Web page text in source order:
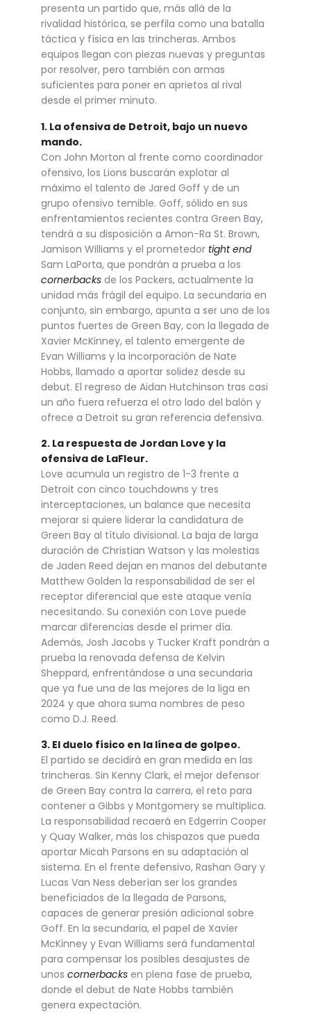
presenta un partido que, más allá de la
rivalidad histórica, se perfila como una batalla
táctica y física en las trincheras. Ambos
equipos llegan con piezas nuevas y preguntas
por resolver, pero también con armas
suficientes para poner en aprietos al rival
desde el primer minuto.
1. La ofensiva de Detroit, bajo un nuevo
mando.
Con John Morton al frente como coordinador
ofensivo, los Lions buscarán explotar al
máximo el talento de Jared Goff y de un
grupo ofensivo temible. Goff, sólido en sus
enfrentamientos recientes contra Green Bay,
tendrá a su disposición a Amon-Ra St. Brown,
Jamison Williams y el prometedor tight end
Sam LaPorta, que pondrán a prueba a los
cornerbacks de los Packers, actualmente la
unidad más frágil del equipo. La secundaria en
conjunto, sin embargo, apunta a ser uno de los
puntos fuertes de Green Bay, con la llegada de
Xavier McKinney, el talento emergente de
Evan Williams y la incorporación de Nate
Hobbs, llamado a aportar solidez desde su
debut. El regreso de Aidan Hutchinson tras casi
un año fuera refuerza el otro lado del balón y
ofrece a Detroit su gran referencia defensiva.
2. La respuesta de Jordan Love y la
ofensiva de LaFleur.
Love acumula un registro de 1-3 frente a
Detroit con cinco touchdowns y tres
interceptaciones, un balance que necesita
mejorar si quiere liderar la candidatura de
Green Bay al título divisional. La baja de larga
duración de Christian Watson y las molestias
de Jaden Reed dejan en manos del debutante
Matthew Golden la responsabilidad de ser el
receptor diferencial que este ataque venía
necesitando. Su conexión con Love puede
marcar diferencias desde el primer día.
Además, Josh Jacobs y Tucker Kraft pondrán a
prueba la renovada defensa de Kelvin
Sheppard, enfrentándose a una secundaria
que ya fue una de las mejores de la liga en
2024 y que ahora suma nombres de peso
como D.J. Reed.
3. El duelo físico en la línea de golpeo.
El partido se decidirá en gran medida en las
trincheras. Sin Kenny Clark, el mejor defensor
de Green Bay contra la carrera, el reto para
contener a Gibbs y Montgomery se multiplica.
La responsabilidad recaerá en Edgerrin Cooper
y Quay Walker, más los chispazos que pueda
aportar Micah Parsons en su adaptación al
sistema. En el frente defensivo, Rashan Gary y
Lucas Van Ness deberían ser los grandes
beneficiados de la llegada de Parsons,
capaces de generar presión adicional sobre
Goff. En la secundaria, el papel de Xavier
McKinney y Evan Williams será fundamental
para compensar los posibles desajustes de
unos cornerbacks en plena fase de prueba,
donde el debut de Nate Hobbs también
genera expectación.